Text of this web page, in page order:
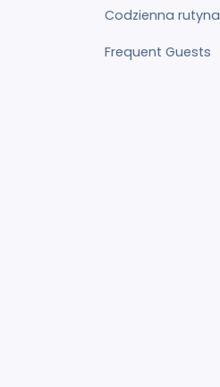
Codzienna rutyna
Frequent Guests